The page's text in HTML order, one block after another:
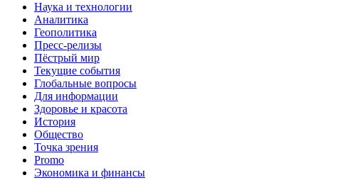
Наука и технологии
Аналитика
Геополитика
Пресс-релизы
Пёстрый мир
Текущие события
Глобальные вопросы
Для информации
Здоровье и красота
История
Общество
Точка зрения
Promo
Экономика и финансы